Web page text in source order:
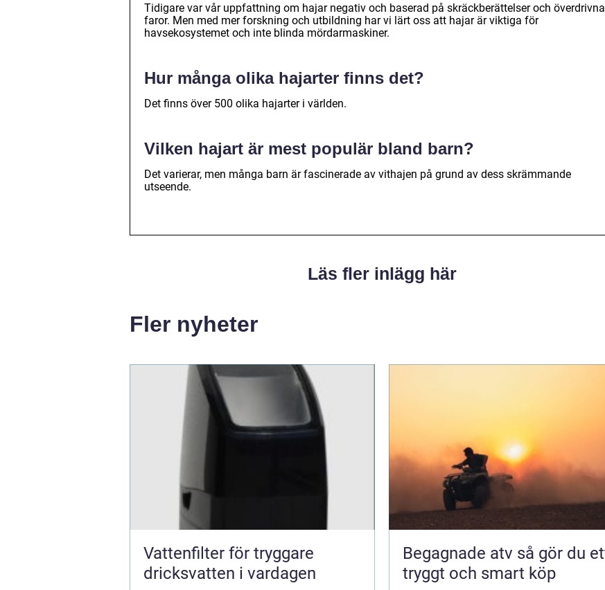
Tidigare var vår uppfattning om hajar negativ och baserad på skräckberättelser och överdrivna
faror. Men med mer forskning och utbildning har vi lärt oss att hajar är viktiga för
havsekosystemet och inte blinda mördarmaskiner.
Hur många olika hajarter finns det?
Det finns över 500 olika hajarter i världen.
Vilken hajart är mest populär bland barn?
Det varierar, men många barn är fascinerade av vithajen på grund av dess skrämmande
utseende.
Läs fler inlägg här
Fler nyheter
Vattenfilter för tryggare
dricksvatten i vardagen
Begagnade atv så gör du ett
tryggt och smart köp